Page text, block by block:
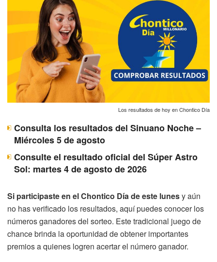
Los resultados de hoy en Chontico Día
Consulta los resultados del Sinuano Noche –
Miércoles 5 de agosto
Consulte el resultado oficial del Súper Astro
Sol: martes 4 de agosto de 2026
Si participaste en el Chontico Día de este lunesy aún
no has verificado los resultados, aquí puedes conocer los
números ganadores del sorteo. Este tradicional juego de
chance brinda la oportunidad de obtener importantes
premios a quienes logren acertar el número ganador.